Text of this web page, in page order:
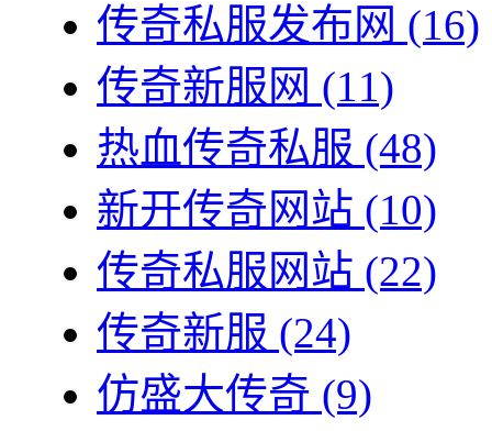
传奇私服发布网 (16)
传奇新服网 (11)
热血传奇私服 (48)
新开传奇网站 (10)
传奇私服网站 (22)
传奇新服 (24)
仿盛大传奇 (9)